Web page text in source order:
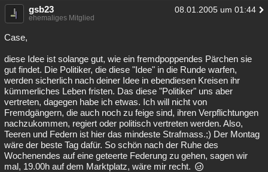
gsb23 08.01.2005 um 01:44
ehemaliges Mitglied
Case,
diese Idee ist solange gut, wie ein fremdpoppendes Pärchen sie
gut findet. Die Politiker, die diese "Idee" in die Runde warfen,
werden sicherlich nach deiner Idee in ebendiesen Kreisen ihr
kümmerliches Leben fristen. Das diese "Politiker" uns aber
vertreten, dagegen habe ich etwas. Ich will nicht von
Fremdgängern, die auch noch zu feige sind, ihren Verpflichtungen
nachzukommen, regiert oder politisch vertreten werden. Also,
Teeren und Federn ist hier das mindeste Strafmass.;) Der Montag
wäre der beste Tag dafür. So schön nach der Ruhe des
Wochenendes auf eine geteerte Federung zu gehen, sagen wir
mal, 19.00h auf dem Marktplatz, wäre mir recht.